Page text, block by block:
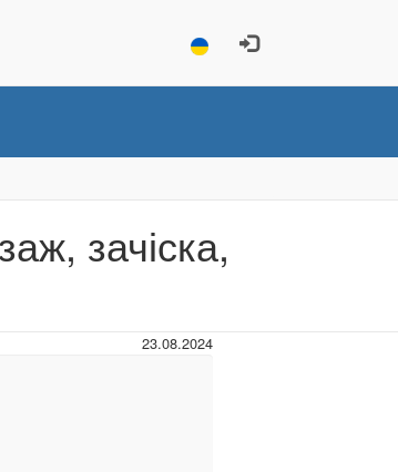
зачіска,
23.08.2024